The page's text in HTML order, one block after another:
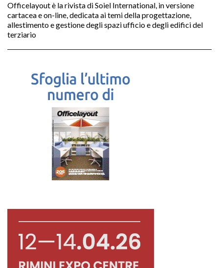
Officelayout è la rivista di Soiel International, in versione
cartacea e on-line, dedicata ai temi della progettazione,
allestimento e gestione degli spazi ufficio e degli edifici del
terziario